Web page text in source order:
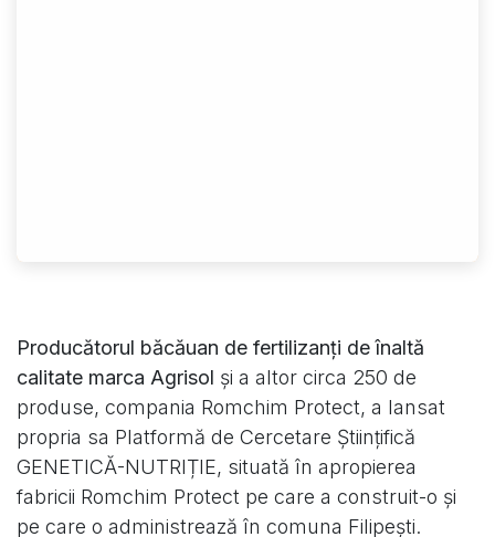
Producătorul băcăuan de fertilizanți de înaltă
calitate marca Agrisol și a altor circa 250 de
produse, compania Romchim Protect, a lansat
propria sa Platformă de Cercetare Științifică
GENETICĂ-NUTRIȚIE, situată în apropierea
fabricii Romchim Protect pe care a construit-o și
pe care o administrează în comuna Filipești.